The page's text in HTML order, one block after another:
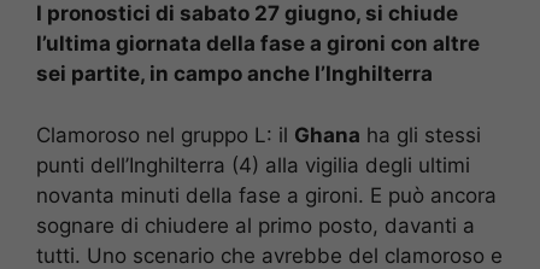
I pronostici di sabato 27 giugno, si chiude
l’ultima giornata della fase a gironi con altre
sei partite, in campo anche l’Inghilterra
Clamoroso nel gruppo L: il Ghana ha gli stessi
punti dell’Inghilterra (4) alla vigilia degli ultimi
novanta minuti della fase a gironi. E può ancora
sognare di chiudere al primo posto, davanti a
tutti. Uno scenario che avrebbe del clamoroso e